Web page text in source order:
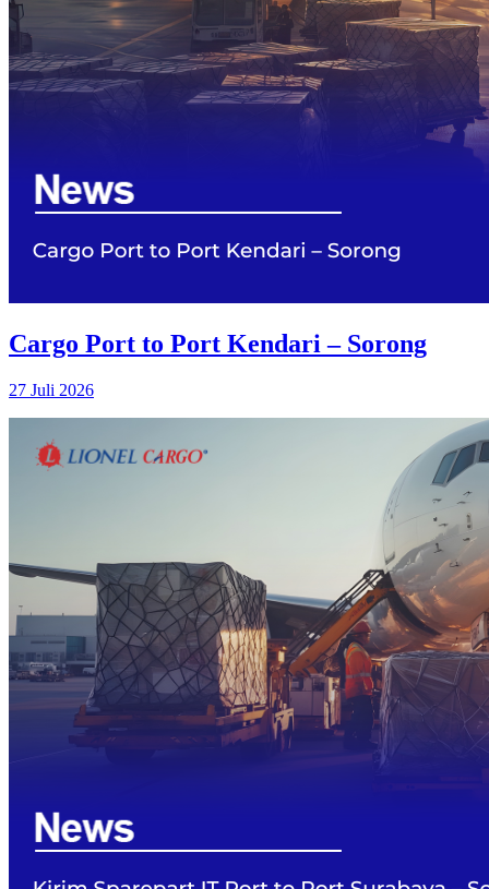
Cargo Port to Port Kendari – Sorong
27 Juli 2026